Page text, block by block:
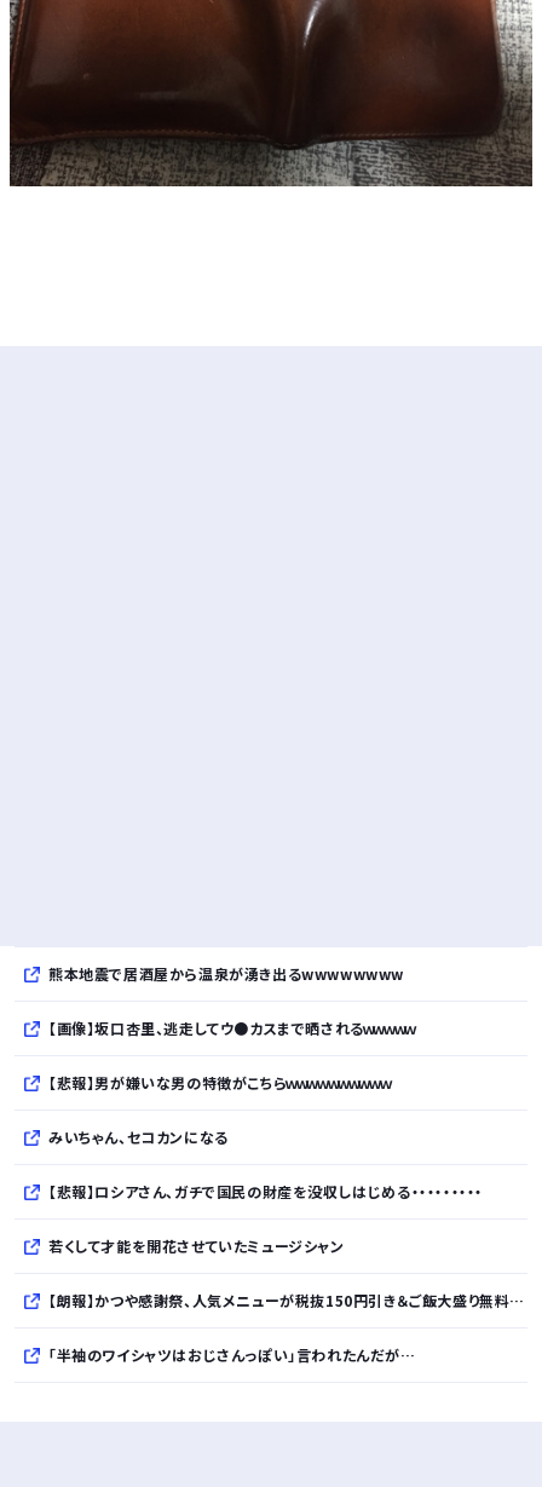
熊本地震で居酒屋から温泉が湧き出るwwwwwwww
【画像】坂口杏里、逃走してウ●カスまで晒されるｗｗｗｗｗ
【悲報】男が嫌いな男の特徴がこちらｗｗｗｗｗｗｗｗｗｗ
みいちゃん、セコカンになる
【悲報】ロシアさん、ガチで国民の財産を没収しはじめる・・・・・・・・・
若くして才能を開花させていたミュージシャン
【朗報】かつや感謝祭、人気メニューが税抜150円引き＆ご飯大盛り無料ｗｗｗｗｗｗｗｗｗｗ
「半袖のワイシャツはおじさんっぽい」言われたんだが…